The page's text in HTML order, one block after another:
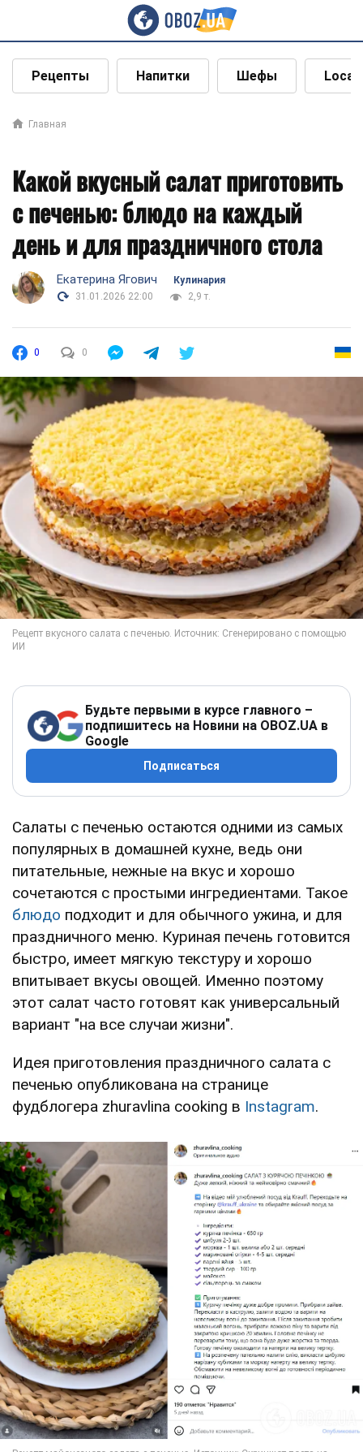
Рецепты Напитки Шефы Local
Главная
Какой вкусный салат приготовить
с печенью: блюдо на каждый
день и для праздничного стола
Екатерина Ягович
Кулинария
31.01.2026 22:00
2,9 т.
0 0
Будьте первыми в курсе главного –
подпишитесь на Новини на OBOZ.UA в
Google
Подписаться
Салаты с печенью остаются одними из самых
популярных в домашней кухне, ведь они
питательные, нежные на вкус и хорошо
сочетаются с простыми ингредиентами. Такое
блюдо подходит и для обычного ужина, и для
праздничного меню. Куриная печень готовится
быстро, имеет мягкую текстуру и хорошо
впитывает вкусы овощей. Именно поэтому
этот салат часто готовят как универсальный
вариант "на все случаи жизни".
Идея приготовления праздничного салата с
печенью опубликована на странице
фудблогера zhuravlina cooking в Instagram.